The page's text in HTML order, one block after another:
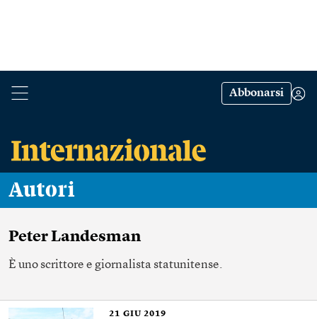
Abbonarsi
Autori
Peter Landesman
È uno scrittore e giornalista statunitense.
21 GIU 2019